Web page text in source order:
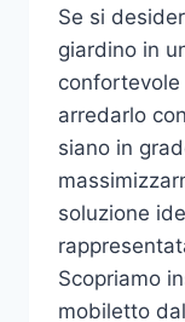
Se si
giardino in
arredarlo
siano in
soluzione
Scopriamo
mobiletto